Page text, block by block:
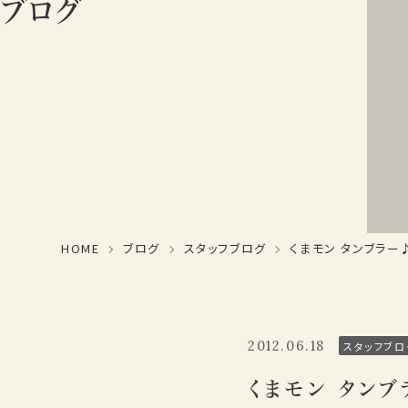
ブログ
HOME ブログ スタッフブログ くまモン タンブラー♪
2012.06.18 スタッフブ
くまモン タン